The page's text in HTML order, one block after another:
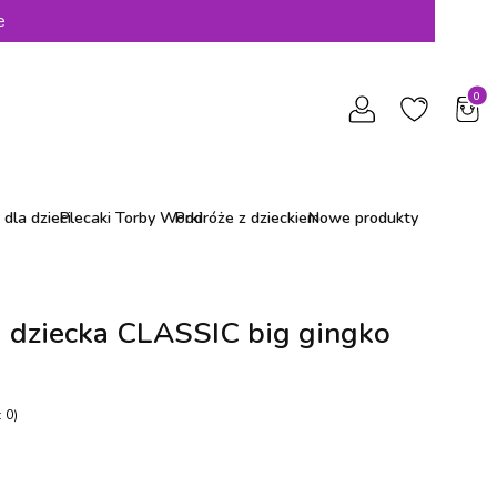
dzieciPlecaki Torby WorkiPodróże z dzieckiemNowe produkty
CLASSIC big gingko
0)